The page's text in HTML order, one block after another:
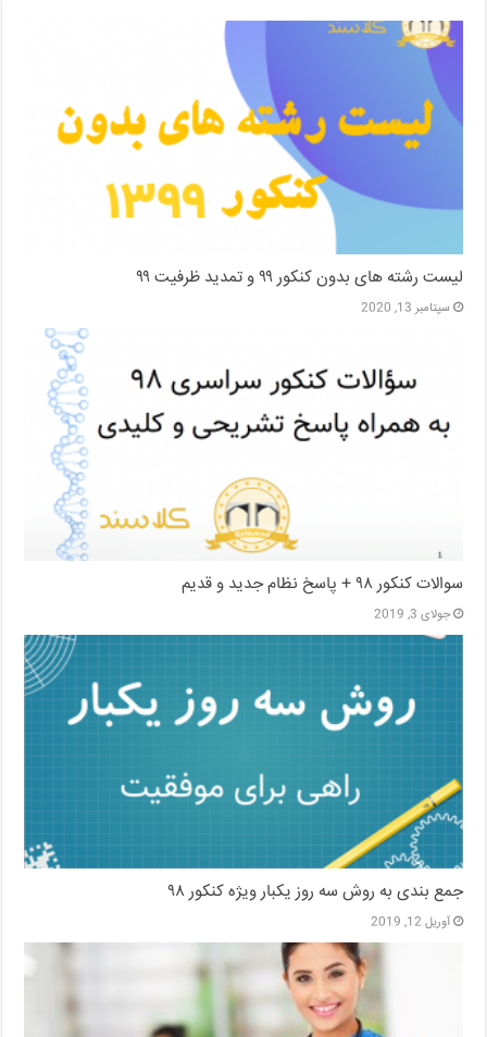
لیست رشته های بدون کنکور ۹۹ و تمدید ظرفیت ۹۹
سپتامبر 13, 2020
سوالات کنکور ۹۸ + پاسخ نظام جدید و قدیم
جولای 3, 2019
جمع بندی به روش سه روز یکبار ویژه کنکور ۹۸
آوریل 12, 2019